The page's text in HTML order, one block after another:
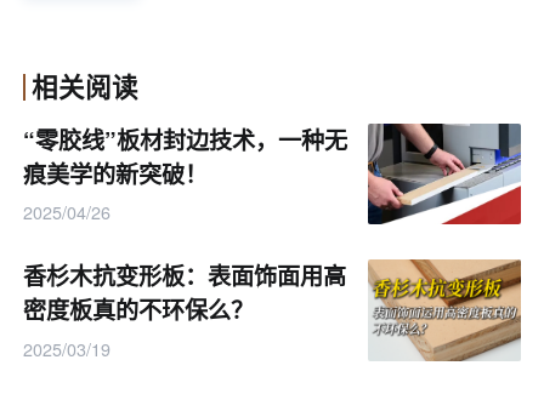
相关阅读
“零胶线”板材封边技术，一种无
痕美学的新突破！
2025/04/26
香杉木抗变形板：表面饰面用高
密度板真的不环保么？
2025/03/19